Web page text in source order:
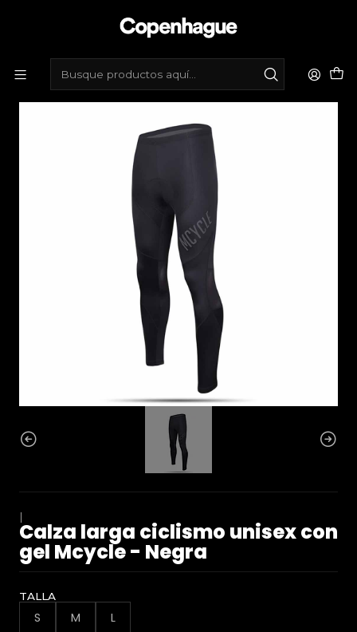
Tienda de bicicletas
Calzas y Bib Shorts
Calza larga ciclismo unisex con gel Mcycle - Negra
|
Calza larga ciclismo unisex con
gel Mcycle - Negra
TALLA
S M L